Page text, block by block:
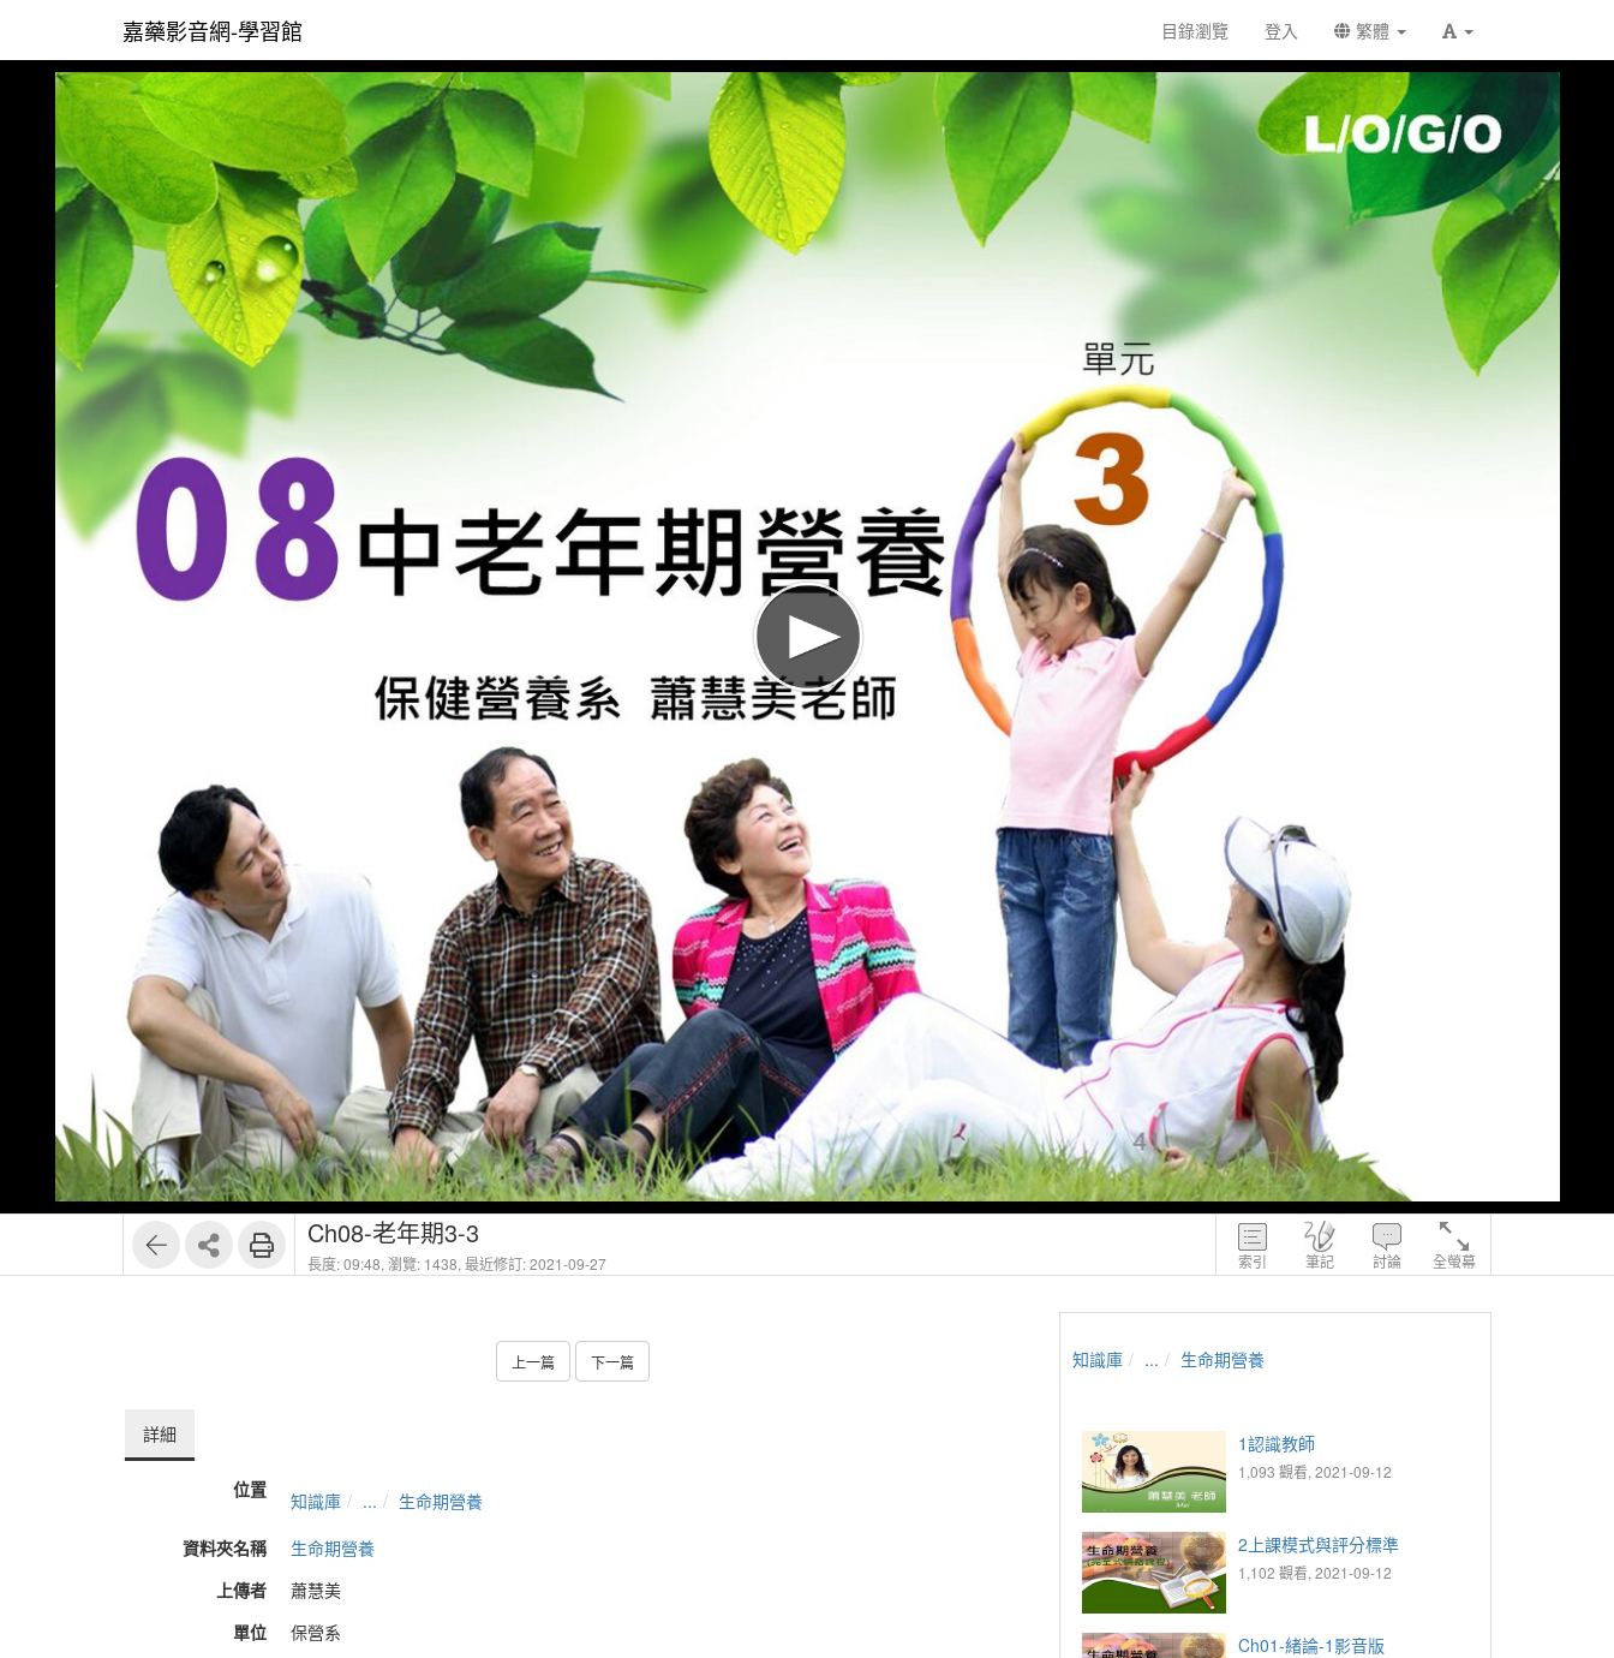
嘉藥影音網-學習館 目錄瀏覽 登入 繁體
16
索引 筆記 討論 全螢幕
Ch08-老年期3-3
長度: 09:48, 瀏覽: 1438, 最近修訂: 2021-09-27
上一篇 下一篇
詳細
位置 知識庫 ...
生命期營養
資料夾名稱
生命期營養
上傳者
蕭慧美
單位
保營系
知識庫 ... 生命期營養
1認識教師
1,093 觀看, 2021-09-12
2上課模式與評分標準
1,102 觀看, 2021-09-12
Ch01-緒論-1影音版